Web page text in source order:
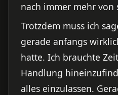
nach immer mehr von
Trotzdem muss ich
gerade anfangs
hatte. Ich brauchte
Handlung
alles einzulassen.